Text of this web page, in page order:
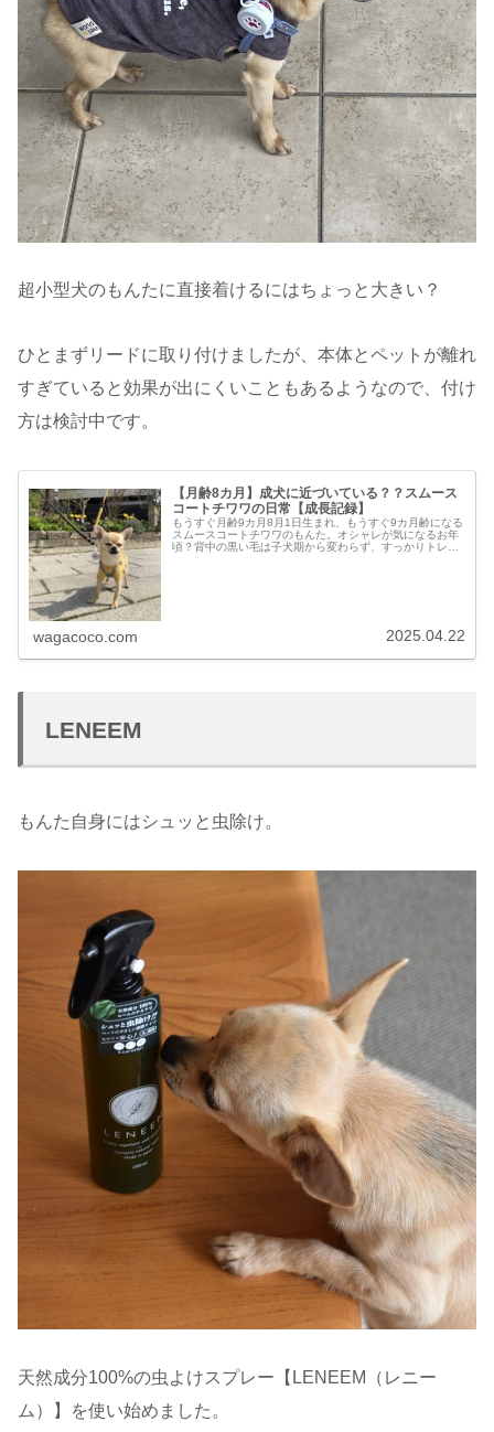
超小型犬のもんたに直接着けるにはちょっと大きい？
ひとまずリードに取り付けましたが、本体とペットが離れ
すぎていると効果が出にくいこともあるようなので、付け
方は検討中です。
【月齢8カ月】成犬に近づいている？？スムース
コートチワワの日常【成長記録】
もうすぐ月齢9カ月8月1日生まれ、もうすぐ9カ月齢になる
スムースコートチワワのもんた。オシャレが気になるお年
頃？背中の黒い毛は子犬期から変わらず、すっかりトレー
wagacoco.com 2025.04.22
LENEEM
もんた自身にはシュッと虫除け。
天然成分100%の虫よけスプレー【LENEEM（レニー
ム）】を使い始めました。